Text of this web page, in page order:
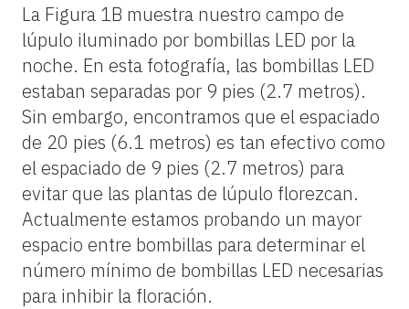
La Figura 1B muestra nuestro campo de
lúpulo iluminado por bombillas LED por la
noche. En esta fotografía, las bombillas LED
estaban separadas por 9 pies (2.7 metros).
Sin embargo, encontramos que el espaciado
de 20 pies (6.1 metros) es tan efectivo como
el espaciado de 9 pies (2.7 metros) para
evitar que las plantas de lúpulo florezcan.
Actualmente estamos probando un mayor
espacio entre bombillas para determinar el
número mínimo de bombillas LED necesarias
para inhibir la floración.